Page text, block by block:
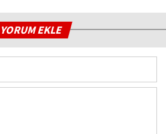
YORUM EKLE